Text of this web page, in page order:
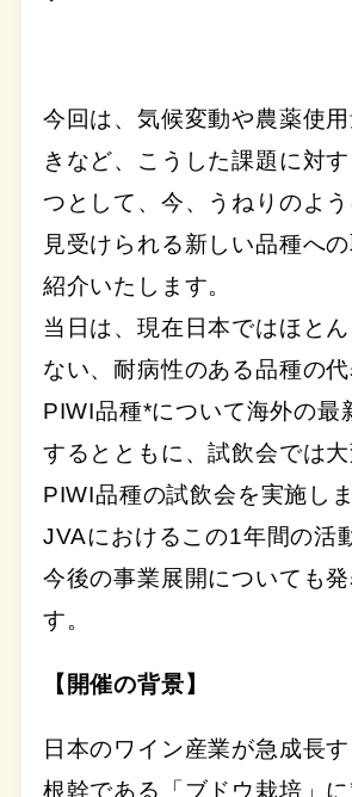
今回は、気候変動や農薬使
きなど、こうした課題に対
つとして、今、うねりのよ
見受けられる新しい品種へ
紹介いたします。
当日は、現在日本ではほと
ない、耐病性のある品種の
PIWI品種*について海外の最
するとともに、試飲会では
PIWI品種の試飲会を実施し
JVAにおけるこの1年間の活
今後の事業展開についても
す。
【開催の背景】
日本のワイン産業が急成長
根幹である「ブドウ栽培」